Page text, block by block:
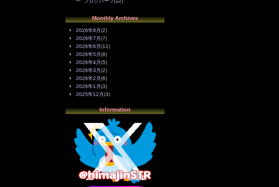
Monthly Archives
2026年8月(2)
2026年7月(7)
2026年6月(11)
2026年5月(8)
2026年4月(5)
2026年3月(2)
2026年2月(6)
2026年1月(3)
2025年12月(3)
2025年10月(3)
2025年8月 (3)
2025年7月(2)
2025年6月(1)
2025年5月
(7)
2025年4月(2)
2025年3月 (8)
2025年2月(10)
2025年1月
Information